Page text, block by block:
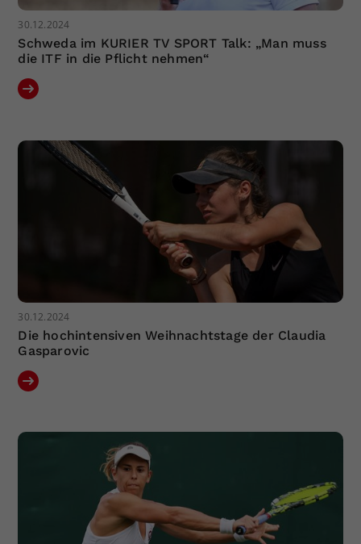
30.12.2024
Schweda im KURIER TV SPORT Talk: „Man muss
die ITF in die Pflicht nehmen“
30.12.2024
Die hochintensiven Weihnachtstage der Claudia
Gasparovic